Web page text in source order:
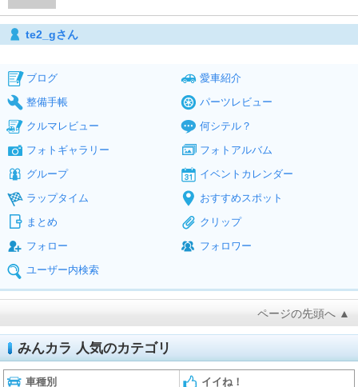
te2_gさん
ブログ
愛車紹介
整備手帳
パーツレビュー
クルマレビュー
何シテル？
フォトギャラリー
フォトアルバム
グループ
イベントカレンダー
ラップタイム
おすすめスポット
まとめ
クリップ
フォロー
フォロワー
ユーザー内検索
ページの先頭へ ▲
みんカラ 人気のカテゴリ
車種別 イイね！